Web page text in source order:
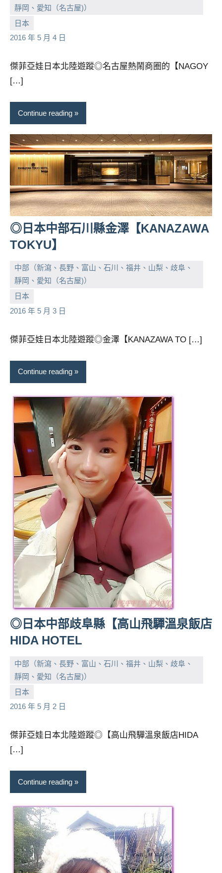
靜岡、愛知（名古屋)）
日本
2016 年 5 月 4 日
小
芳
No
comments
傑菲亞娃日本北陸遊蹤◎名古屋熱鬧商圈的【NAGOY
[…]
Continue reading
◎日本中部石川縣金澤【KANAZAWA
TOKYU】
中部（新瀉、長野、富山、石川、福井、山梨、歧阜、
靜岡、愛知（名古屋)）
日本
2016 年 5 月 3 日
小
芳
No
comments
傑菲亞娃日本北陸遊蹤◎金澤【KANAZAWA TO […]
Continue reading
◎日本中部歧阜縣【高山飛驒溫泉飯店
HIDA HOTEL
中部（新瀉、長野、富山、石川、福井、山梨、歧阜、
靜岡、愛知（名古屋)）
日本
2016 年 5 月 2 日
小
芳
No
comments
傑菲亞娃日本北陸遊蹤◎【高山飛驒溫泉飯店HIDA
[…]
Continue reading